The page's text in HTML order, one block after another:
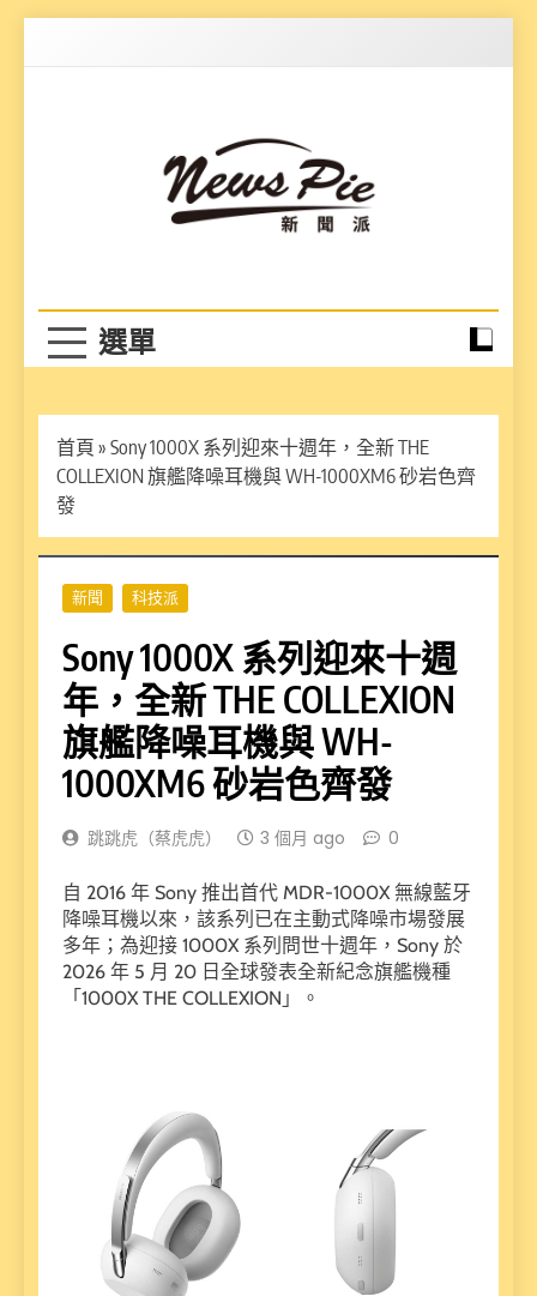
首頁 » Sony 1000X 系列迎來十週年，全新 THE
COLLEXION 旗艦降噪耳機與 WH-1000XM6 砂岩色齊
發
新聞 科技派
Sony 1000X 系列迎來十週
年，全新 THE COLLEXION
旗艦降噪耳機與 WH-
1000XM6 砂岩色齊發
跳跳虎（蔡虎虎） 3 個月 ago 0
自 2016 年 Sony 推出首代 MDR-1000X 無線藍牙
降噪耳機以來，該系列已在主動式降噪市場發展
多年；為迎接 1000X 系列問世十週年，Sony 於
2026 年 5 月 20 日全球發表全新紀念旗艦機種
「1000X THE COLLEXION」。